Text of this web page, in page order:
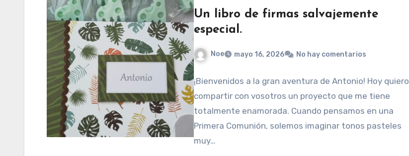
Un libro de firmas salvajemente
especial.
Noe mayo 16, 2026 No hay comentarios
¡Bienvenidos a la gran aventura de Antonio! Hoy quiero
compartir con vosotros un proyecto que me tiene
totalmente enamorada. Cuando pensamos en una
Primera Comunión, solemos imaginar tonos pasteles
muy…